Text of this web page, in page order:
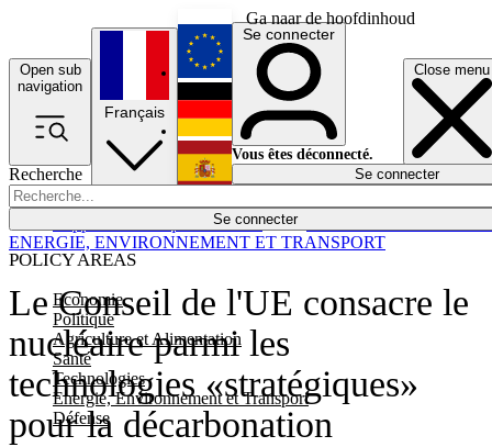
Ga naar de hoofdinhoud
Open sub
navigation
Close menu
Recherche
Se connecter
POLICY AREAS
Economie
Politique
Agriculture et Alimentation
Santé
Technologies
Energie, Environnement et Transport
Défense
Économie
Français
English
Deutsch
Español
Se connecter
Vous êtes déconnecté.
Se connecter
Le Conseil de l'UE consacre le
nucléaire parmi les
technologies «stratégiques»
pour la décarbonation
ENERGIE, ENVIRONNEMENT ET TRANSPORT